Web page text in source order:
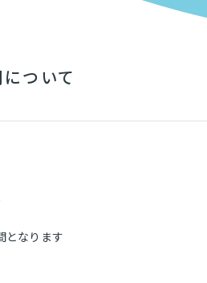
ついて
となります